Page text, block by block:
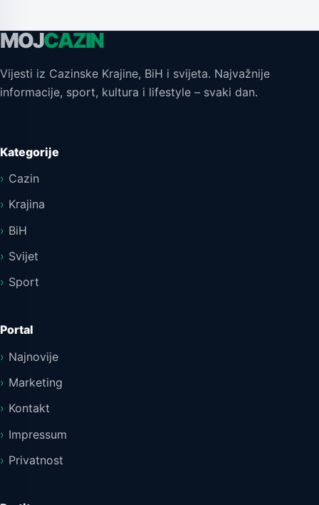
MOJCAZIN
Vijesti iz Cazinske Krajine, BiH i svijeta. Najvažnije
informacije, sport, kultura i lifestyle – svaki dan.
Kategorije
Cazin
Krajina
BiH
Svijet
Sport
Portal
Najnovije
Marketing
Kontakt
Impressum
Privatnost